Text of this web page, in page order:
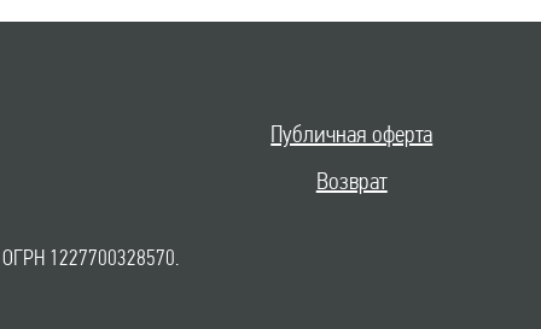
Публичная оферта
Возврат
1227700328570.